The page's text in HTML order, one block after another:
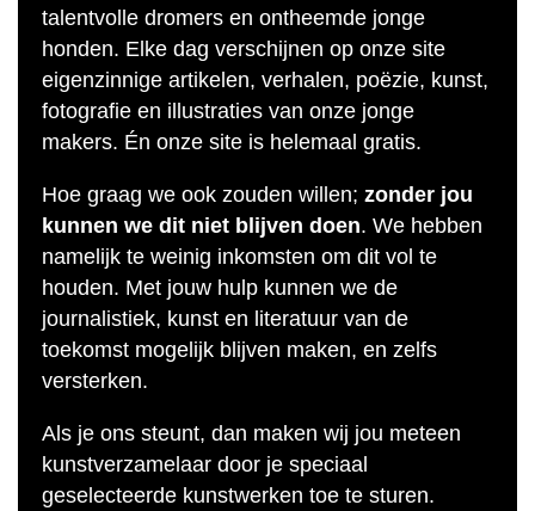
talentvolle dromers en ontheemde jonge
honden. Elke dag verschijnen op onze site
eigenzinnige artikelen, verhalen, poëzie, kunst,
fotografie en illustraties van onze jonge
makers. Én onze site is helemaal gratis.
Hoe graag we ook zouden willen; zonder jou
kunnen we dit niet blijven doen. We hebben
namelijk te weinig inkomsten om dit vol te
houden. Met jouw hulp kunnen we de
journalistiek, kunst en literatuur van de
toekomst mogelijk blijven maken, en zelfs
versterken.
Als je ons steunt, dan maken wij jou meteen
kunstverzamelaar door je speciaal
geselecteerde kunstwerken toe te sturen.